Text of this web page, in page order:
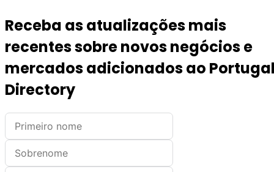
Receba as atualizações mais
recentes sobre novos negócios e
mercados adicionados ao
Directory